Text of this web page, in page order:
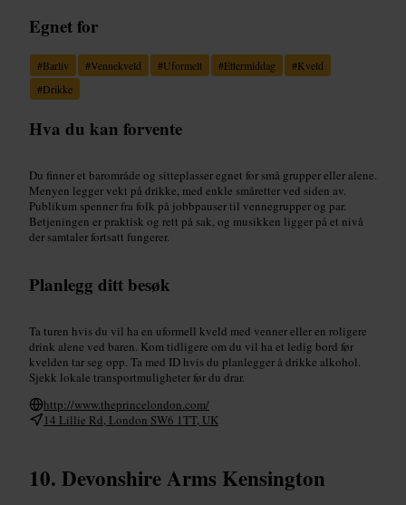
Egnet for
#Barliv #Vennekveld #Uformelt #Ettermiddag #Kveld
#Drikke
Hva du kan forvente
Du finner et barområde og sitteplasser egnet for små grupper eller alene.
Menyen legger vekt på drikke, med enkle småretter ved siden av.
Publikum spenner fra folk på jobbpauser til vennegrupper og par.
Betjeningen er praktisk og rett på sak, og musikken ligger på et nivå
der samtaler fortsatt fungerer.
Planlegg ditt besøk
Ta turen hvis du vil ha en uformell kveld med venner eller en roligere
drink alene ved baren. Kom tidligere om du vil ha et ledig bord før
kvelden tar seg opp. Ta med ID hvis du planlegger å drikke alkohol.
Sjekk lokale transportmuligheter før du drar.
http://www.theprincelondon.com/
14 Lillie Rd, London SW6 1TT, UK
Devonshire Arms Kensington